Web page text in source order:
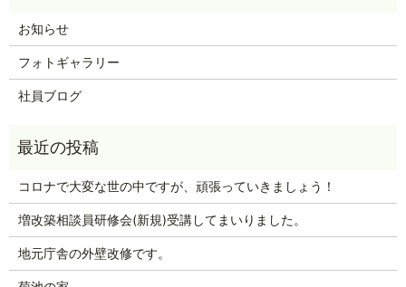
お知らせ
フォトギャラリー
社員ブログ
コロナで大変な世の中ですが、頑張っていきましょう！
増改築相談員研修会(新規)受講してまいりました。
地元庁舎の外壁改修です。